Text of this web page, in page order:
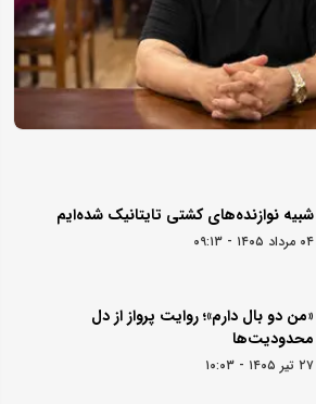
شبیه نوازنده‌های کشتی تایتانیک شده‌ایم
۰۴ مرداد ۱۴۰۵ - ۰۹:۱۳
«من دو بال دارم»؛ روایت پرواز از دل
محدودیت‌ها
۲۷ تیر ۱۴۰۵ - ۱۰:۰۳